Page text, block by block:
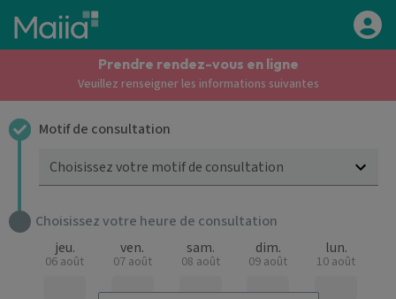
Aller au contenu principal
Prendre rendez-vous en ligne
Veuillez renseigner les informations suivantes
Motif de consultation
Choisissez votre motif de consultation
Choisissez votre heure de consultation
jeu.
06 août
ven.
07 août
sam.
08 août
dim.
09 août
lun.
10 août